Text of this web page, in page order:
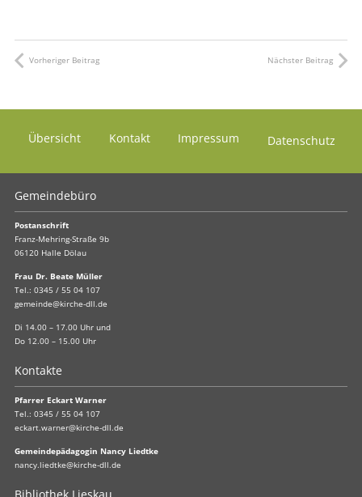
Vorheriger Beitrag Nächster Beitrag
Übersicht Kontakt Impressum Datenschutz
Gemeindebüro
Postanschrift
Franz-Mehring-Straße 9b
06120 Halle Dölau
Frau Dr. Beate Müller
Tel.: 0345 / 55 04 107
gemeinde@kirche-dll.de
Di 14.00 – 17.00 Uhr und
Do 12.00 – 15.00 Uhr
Kontakte
Pfarrer Eckart Warner
Tel.: 0345 / 55 04 107
eckart.warner@kirche-dll.de
Gemeindepädagogin Nancy Liedtke
nancy.liedtke@kirche-dll.de